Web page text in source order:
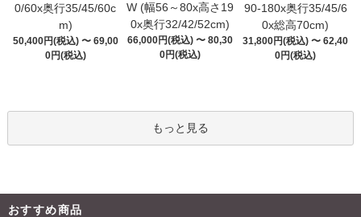
0/60x奥行35/45/60c
m)
50,400円(税込) 〜 69,00
0円(税込)
W (幅56～80x高さ19
0x奥行32/42/52cm)
66,000円(税込) 〜 80,30
0円(税込)
90-180x奥行35/45/6
0x総高70cm)
31,800円(税込) 〜 62,40
0円(税込)
もっと見る
おすすめ商品